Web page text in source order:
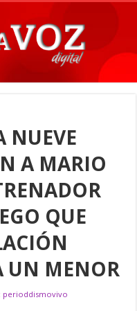
NUEVE
A MARIO
QUE
UN MENOR
perioddismovivo